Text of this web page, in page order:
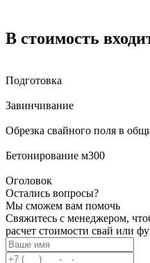
В стоимость
Подготовка
Завинчивание
Обрезка свайного поля в
Бетонирование м300
Оголовок
Остались вопросы?
Мы сможем вам помочь
Свяжитесь с менеджером,
расчет стоимости свай или